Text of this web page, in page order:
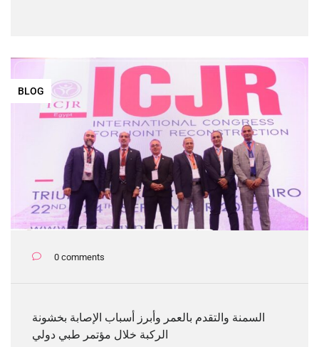
BLOG
0 comments
السمنة والتقدم بالعمر وأبرز أسباب الإصابة بخشونة
الركبة خلال مؤتمر طبي دولي